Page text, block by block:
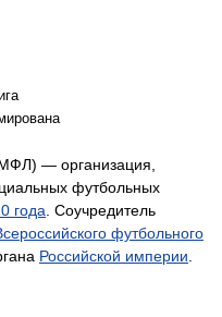
— организация,
футбольных
года . Соучредитель
футбольного
Российской империи